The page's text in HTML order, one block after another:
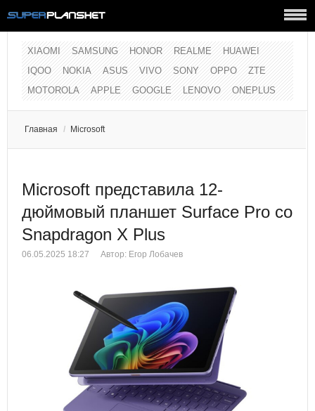
XIAOMI SAMSUNG HONOR REALME
HUAWEI
IQOO
NOKIA ASUS VIVO SONY OPPO
ZTE
MOTOROLA
APPLE GOOGLE LENOVO ONEPLUS
Главная / Microsoft
Microsoft представила 12-
дюймовый планшет Surface Pro со
Snapdragon X Plus
06.05.2025 18:27 Автор: Егор Лобачев